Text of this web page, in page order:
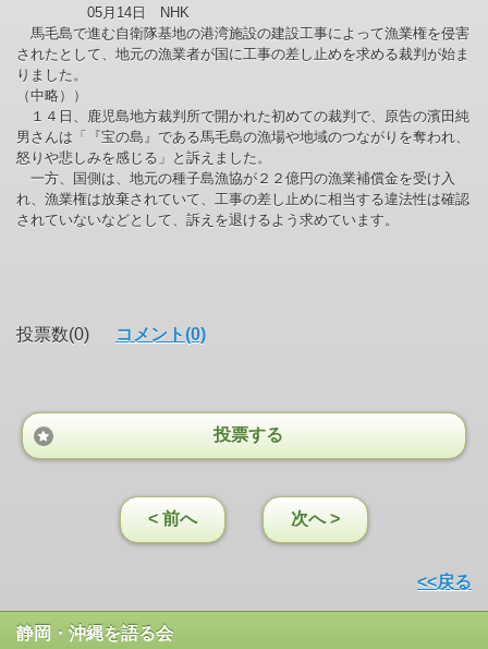
05月14日 NHK
馬毛島で進む自衛隊基地の港湾施設の建設工事によって漁業権を侵害
されたとして、地元の漁業者が国に工事の差し止めを求める裁判が始ま
りました。
（中略））
１４日、鹿児島地方裁判所で開かれた初めての裁判で、原告の濱田純
男さんは「『宝の島』である馬毛島の漁場や地域のつながりを奪われ、
怒りや悲しみを感じる」と訴えました。
一方、国側は、地元の種子島漁協が２２億円の漁業補償金を受け入
れ、漁業権は放棄されていて、工事の差し止めに相当する違法性は確認
されていないなどとして、訴えを退けるよう求めています。
投票数(0) コメント(0)
投票する
< 前へ 次へ >
<<戻る
静岡・沖縄を語る会